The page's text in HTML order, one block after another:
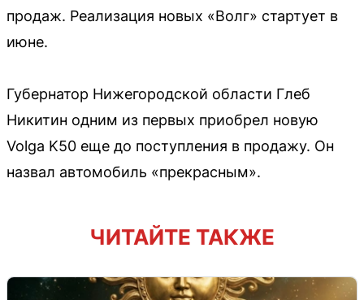
продаж. Реализация новых «Волг» стартует в
июне.
Губернатор Нижегородской области Глеб
Никитин одним из первых приобрел новую
Volga K50 еще до поступления в продажу. Он
назвал автомобиль «прекрасным».
ЧИТАЙТЕ ТАКЖЕ